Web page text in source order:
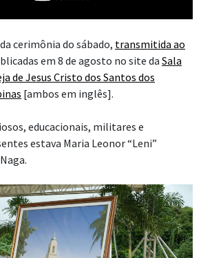
cerimônia do sábado, transmitida ao
em 8 de agosto no site da Sala
de Jesus Cristo dos Santos dos
[ambos em inglês].
educacionais, militares e
estava Maria Leonor “Leni”